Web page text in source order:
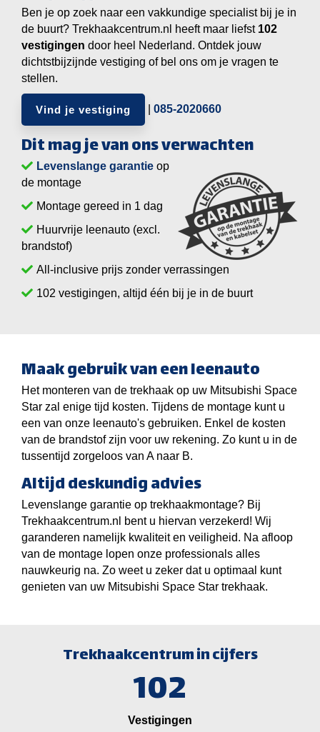
Ben je op zoek naar een vakkundige specialist bij je in
de buurt? Trekhaakcentrum.nl heeft maar liefst
vestigingen door heel Nederland. Ontdek jouw
dichtstbijzijnde vestiging of bel ons om je vragen te
stellen.
Vind je vestiging 085-2020660
Dit mag je van ons verwachten
Levenslange garantie op
de montage
Montage gereed in 1 dag
Huurvrije leenauto (excl.
brandstof)
All-inclusive prijs zonder verrassingen
vestigingen, altijd één bij je in de buurt
Maak gebruik van een leenauto
Het monteren van de trekhaak op uw Mitsubishi Space
Star zal enige tijd kosten. Tijdens de montage kunt u
een van onze leenauto's gebruiken. Enkel de kosten
van de brandstof zijn voor uw rekening. Zo kunt u in de
tussentijd zorgeloos van A naar B.
Altijd deskundig advies
Levenslange garantie op trekhaakmontage? Bij
Trekhaakcentrum.nl bent u hiervan verzekerd! Wij
garanderen namelijk kwaliteit en veiligheid. Na afloop
van de montage lopen onze professionals alles
nauwkeurig na. Zo weet u zeker dat u optimaal kunt
genieten van uw Mitsubishi Space Star trekhaak.
Trekhaakcentrum in cijfers
102
Vestigingen